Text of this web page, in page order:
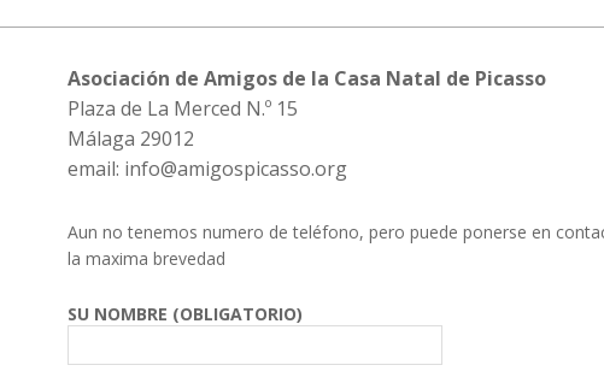
Asociación de Amigos de la Casa Natal de Picasso
Plaza de La Merced N.º 15
Málaga 29012
email: info@amigospicasso.org
Aun no tenemos numero de teléfono, pero puede ponerse en
la maxima brevedad
SU NOMBRE (OBLIGATORIO)